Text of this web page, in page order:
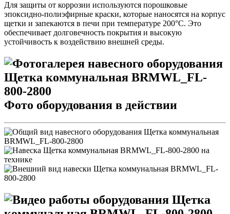
Для защиты от коррозии используются порошковые
эпоксидно-полиэфирные краски, которые наносятся на корпус
щетки и запекаются в печи при температуре 200°C. Это
обеспечивает долговечность покрытия и высокую
устойчивость к воздействию внешней среды.
Фото оборудования в действии